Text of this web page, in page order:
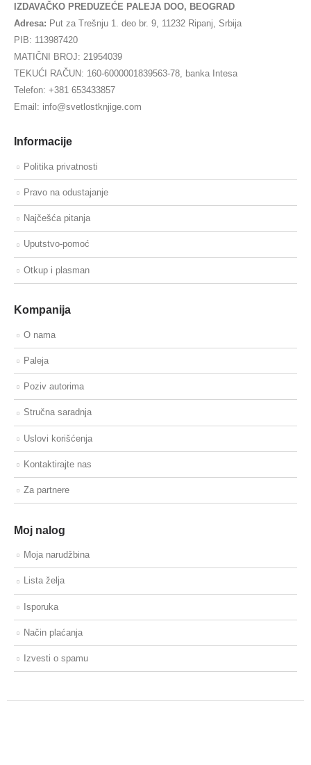
IZDAVAČKO PREDUZEĆE PALEJA DOO, BEOGRAD
Adresa: Put za Trešnju 1. deo br. 9, 11232 Ripanj, Srbija
PIB: 113987420
MATIČNI BROJ: 21954039
TEKUĆI RAČUN: 160-6000001839563-78, banka Intesa
Telefon: +381 653433857
Email: info@svetlostknjige.com
Informacije
Politika privatnosti
Pravo na odustajanje
Najčešća pitanja
Uputstvo-pomoć
Otkup i plasman
Kompanija
O nama
Paleja
Poziv autorima
Stručna saradnja
Uslovi korišćenja
Kontaktirajte nas
Za partnere
Moj nalog
Moja narudžbina
Lista želja
Isporuka
Način plaćanja
Izvesti o spamu